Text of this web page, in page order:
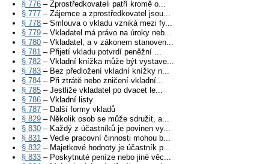
§ 776 – Zprostředkovateli patří kromě o...
§ 777 – Zájemce a zprostředkovatel jsou...
§ 778 – Smlouva o vkladu vzniká mezi fy...
§ 779 – Vkladatel má právo na úroky neb...
§ 780 – Vkladatel, a v zákonem stanoven...
§ 781 – Přijetí vkladu potvrdí peněžní ...
§ 782 – Vkladní knížka může být vystave...
§ 783 – Bez předložení vkladní knížky n...
§ 784 – Při ztrátě nebo zničení vkladní...
§ 785 – Jestliže vkladatel po dvacet le...
§ 786 – Vkladní listy
§ 787 – Další formy vkladů
§ 829 – Několik osob se může sdružit, a...
§ 830 – Každý z účastníků je povinen vy...
§ 831 – Vedle pracovní činnosti mohou b...
§ 832 – Majetkové hodnoty je účastník p...
§ 833 – Poskytnuté peníze nebo jiné věc...